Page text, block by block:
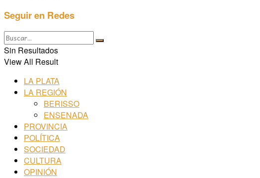
Seguir en Redes
Sin Resultados
View All Result
LA PLATA
LA REGIÓN
BERISSO
ENSENADA
PROVINCIA
POLÍTICA
SOCIEDAD
CULTURA
OPINIÓN